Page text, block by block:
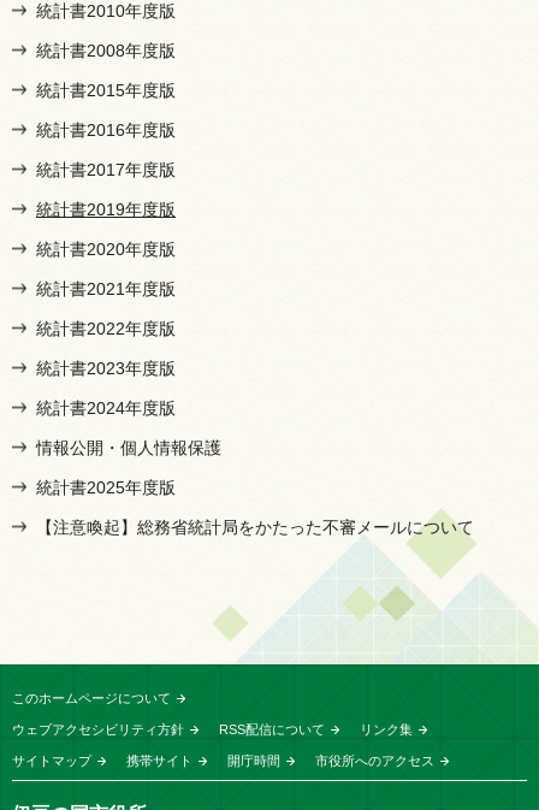
統計書2010年度版
統計書2008年度版
統計書2015年度版
統計書2016年度版
統計書2017年度版
統計書2019年度版
統計書2020年度版
統計書2021年度版
統計書2022年度版
統計書2023年度版
統計書2024年度版
情報公開・個人情報保護
統計書2025年度版
【注意喚起】総務省統計局をかたった不審メールについて
このホームページについて
ウェブアクセシビリティ方針 RSS配信について リンク集
サイトマップ 携帯サイト 開庁時間 市役所へのアクセス